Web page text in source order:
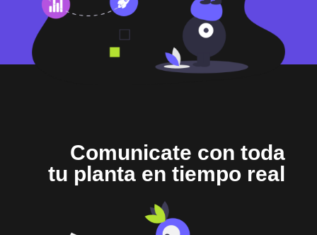
Comunicate con toda
tu planta en tiempo real